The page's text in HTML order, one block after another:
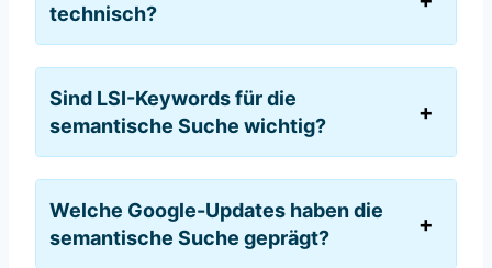
technisch?
Sind LSI-Keywords für die
semantische Suche wichtig?
Welche Google-Updates haben die
semantische Suche geprägt?